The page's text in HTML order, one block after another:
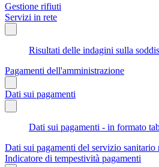
Gestione rifiuti
Servizi in rete
Risultati delle indagini sulla
Pagamenti dell'amministrazione
Dati sui pagamenti
Dati sui pagamenti - in formato
Dati sui pagamenti del servizio sanitario
Indicatore di tempestività pagamenti